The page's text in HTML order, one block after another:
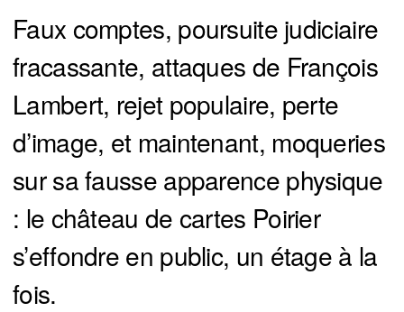
Faux comptes, poursuite judiciaire
fracassante, attaques de François
Lambert, rejet populaire, perte
d’image, et maintenant, moqueries
sur sa fausse apparence physique
: le château de cartes Poirier
s’effondre en public, un étage à la
fois.